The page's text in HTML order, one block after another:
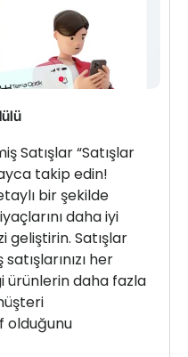
Satışlar “Satışlar
takip edin!
bir şekilde
daha iyi
geliştirin. Satışlar
her
ürünlerin daha fazla
olduğunu